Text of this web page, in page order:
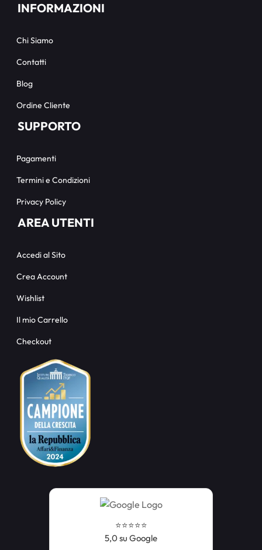
INFORMAZIONI
Chi Siamo
Contatti
Blog
Ordine Cliente
SUPPORTO
Pagamenti
Termini e Condizioni
Privacy Policy
AREA UTENTI
Accedi al Sito
Crea Account
Wishlist
Il mio Carrello
Checkout
⭐️⭐️⭐️⭐️⭐️
5,0 su Google